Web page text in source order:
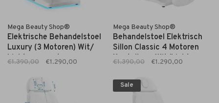
Mega Beauty Shop®
Elektrische Behandelstoel
Luxury (3 Motoren) Wit/
Licht roze met
€1.390,00 €1.290,00
Mega Beauty Shop®
Behandelstoel Elektrisch
Sillon Classic 4 Motoren
Kantelbaar Wit/Licht roze
€1.390,00 €1.290,00
Sale